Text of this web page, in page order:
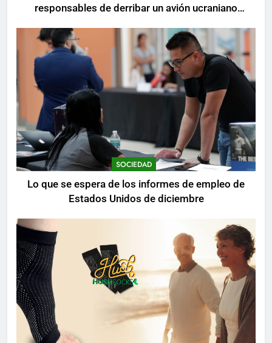
responsables de derribar un avión ucraniano
SOCIEDAD
Lo que se espera de los informes de empleo de
Estados Unidos de diciembre